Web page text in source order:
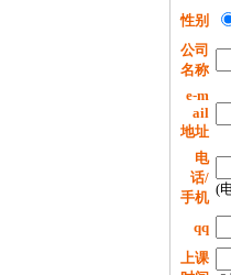
性别
公司
名称
e-m
ail
地址
电
话/
手机
(
qq
上课